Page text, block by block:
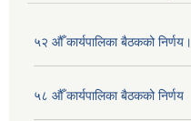
५२ औँ कार्यपालिका बैठकको निर्णय।
५८ औँ कार्यपालिका बैठकको निर्णय